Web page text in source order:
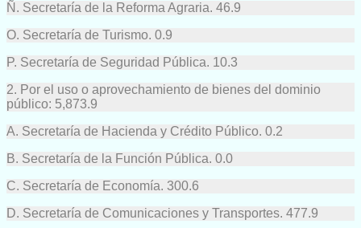
Ñ. Secretaría de la Reforma Agraria. 46.9
O. Secretaría de Turismo. 0.9
P. Secretaría de Seguridad Pública. 10.3
2. Por el uso o aprovechamiento de bienes del dominio
público: 5,873.9
A. Secretaría de Hacienda y Crédito Público. 0.2
B. Secretaría de la Función Pública. 0.0
C. Secretaría de Economía. 300.6
D. Secretaría de Comunicaciones y Transportes. 477.9